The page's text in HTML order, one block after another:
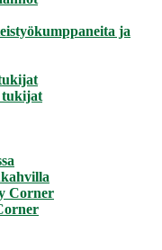
ja
tukijat
Corner